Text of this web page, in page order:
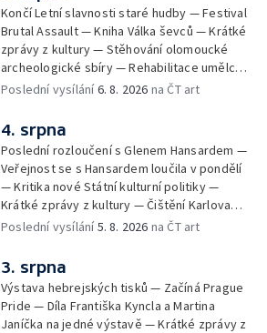
Končí Letní slavnosti staré hudby — Festival
Brutal Assault — Kniha Válka ševců — Krátké
zprávy z kultury — Stěhování olomoucké
archeologické sbíry — Rehabilitace umělce
Milana Knížáka — Trailer na film Osamělý vlk
Poslední vysílání6. 8. 2026 na ČT art
4. srpna
Poslední rozloučení s Glenem Hansardem —
Veřejnost se s Hansardem loučila v pondělí
— Kritika nové Státní kulturní politiky —
Krátké zprávy z kultury — Čištění Karlova
mostu — Archeologický výzkum na
neslyšící
Poslední vysílání5. 8. 2026 na ČT art
3. srpna
Výstava hebrejských tisků — Začíná Prague
Pride — Díla Františka Kyncla a Martina
Janíčka na jedné výstavě — Krátké zprávy z